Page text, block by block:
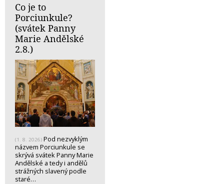
Co je to
Porciunkule?
(svátek Panny
Marie Andělské
2.8.)
(1. 8. 2026) Pod nezvyklým
názvem Porciunkule se
skrývá svátek Panny Marie
Andělské a tedy i andělů
strážných slavený podle
staré…